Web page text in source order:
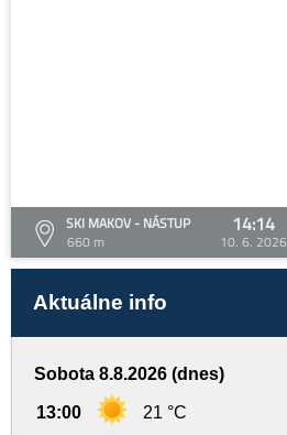
SKI MAKOV - NÁSTUP
660 m
14:14
10. 6. 2026
Aktuálne info
Sobota 8.8.2026 (dnes)
13:00 21 °C